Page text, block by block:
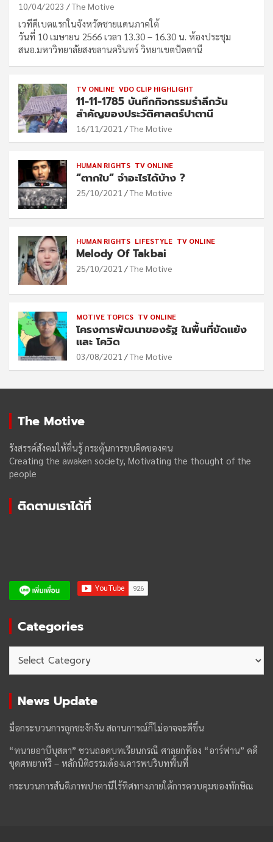
10/04/2023 The Motive
เวทีดีเบตแรกในจังหวัดชายแดนภาคใต้
วันที่ 10 เมษายน 2566 เวลา 13.30 – 16.30 น. ห้องประชุม
สนอ.มหาวิทยาลัยสงขลานครินทร์ วิทยาเขตปัตตานี
TV ONLINE VDO CLIP HIGHLIGHT
11-11-1785 บันทึกกิจกรรมรำลึกวัน
สำคัญของประวัติศาสตร์ปาตานี
16/11/2021 The Motive
HUMAN RIGHTS TV ONLINE
“ตากใบ” จำอะไรได้บ้าง ?
25/10/2021 The Motive
HUMAN RIGHTS LIFESTYLE TV ONLINE
Melody Of Takbai
25/10/2021 The Motive
MOTIVE TOPICS TV ONLINE
โครงการพัฒนาของรัฐ ในพื้นที่ขัดแย้ง
และ โควิด
03/08/2021 The Motive
The Motive
รังสรรค์สังคมให้ตื่นรู้ กระตุ้นการขบคิดของฅน
Creating the awaken society, Motivating the thought of the
people
ติดตามเราได้ที่
Categories
News Update
มื่อกระบวนการถูกชะงักงัน สถานการณ์ก็ไม่อาจจะดีขึ้น
“ทนายอาบีบุสตา” ชวนถอดบทเรียนกรณี ศาลยกฟ้อง “อาร์ฟาน” คดี
ขุดศพยาห์รี – หลักนิติธรรมต้องเคารพบริบทพื้นที่
กระบวนการสันติภาพปาตานีไร้ทิศทางภายใต้การควบคุมของทักษิณ